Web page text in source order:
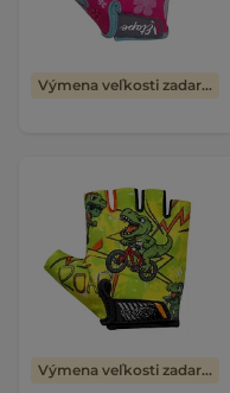
Výmena veľkosti zadarmo
Výmena veľkosti zadarmo